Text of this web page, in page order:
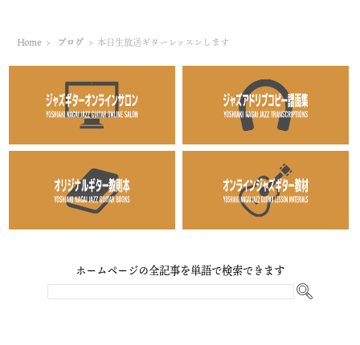
Home > ブログ > 本日生放送ギターレッスンします
ホームページの全記事を単語で検索できます